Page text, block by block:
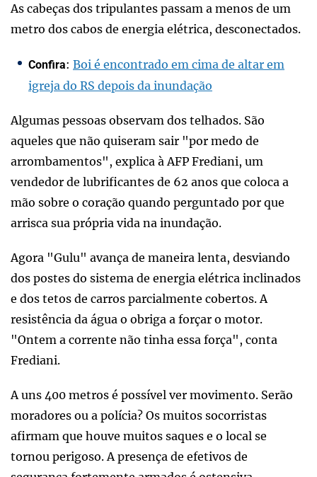
As cabeças dos tripulantes passam a menos de um
metro dos cabos de energia elétrica, desconectados.
Confira: Boi é encontrado em cima de altar em
igreja do RS depois da inundação
Algumas pessoas observam dos telhados. São
aqueles que não quiseram sair "por medo de
arrombamentos", explica à AFP Frediani, um
vendedor de lubrificantes de 62 anos que coloca a
mão sobre o coração quando perguntado por que
arrisca sua própria vida na inundação.
Agora "Gulu" avança de maneira lenta, desviando
dos postes do sistema de energia elétrica inclinados
e dos tetos de carros parcialmente cobertos. A
resistência da água o obriga a forçar o motor.
"Ontem a corrente não tinha essa força", conta
Frediani.
A uns 400 metros é possível ver movimento. Serão
moradores ou a polícia? Os muitos socorristas
afirmam que houve muitos saques e o local se
tornou perigoso. A presença de efetivos de